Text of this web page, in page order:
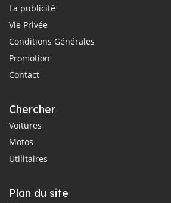
La publicité
Vie Privée
Conditions Générales
Promotion
Contact
Chercher
Voitures
Motos
Utilitaires
Plan du site